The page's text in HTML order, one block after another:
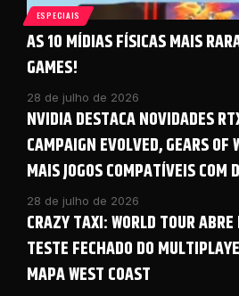
ESPECIAIS
AS 10 MÍDIAS FÍSICAS MAIS
GAMES!
28 de julho de 2026
NVIDIA DESTACA NOVIDADES
CAMPAIGN EVOLVED, GEARS OF
MAIS JOGOS COMPATÍVEIS COM
28 de julho de 2026
CRAZY TAXI: WORLD TOUR
TESTE FECHADO DO
MAPA WEST COAST